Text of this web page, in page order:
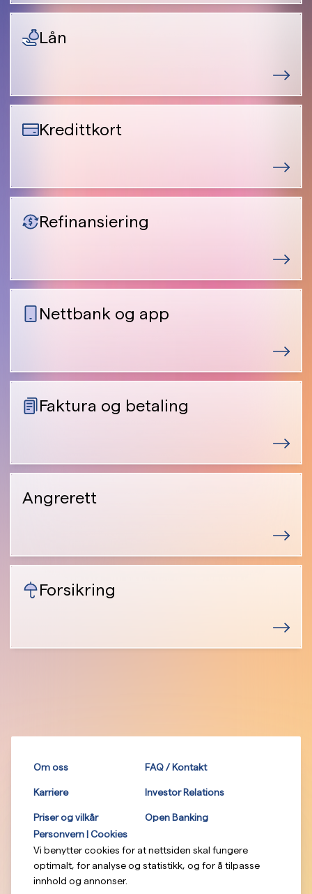
Lån
Kredittkort
Refinansiering
Nettbank og app
Faktura og betaling
Angrerett
Forsikring
Om oss FAQ / Kontakt
Karriere Investor Relations
Priser og vilkår
Open Banking
Personvern | Cookies
Vi benytter cookies for at nettsiden skal fungere
optimalt, for analyse og statistikk, og for å tilpasse
innhold og annonser.